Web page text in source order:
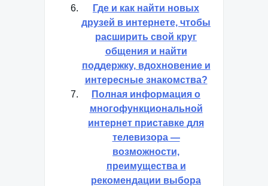
Где и как найти новых
друзей в интернете, чтобы
расширить свой круг
общения и найти
поддержку, вдохновение и
интересные знакомства?
Полная информация о
многофункциональной
интернет приставке для
телевизора —
возможности,
преимущества и
рекомендации выбора